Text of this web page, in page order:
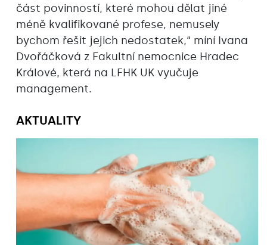
část povinností, které mohou dělat jiné
méně kvalifikované profese, nemusely
bychom řešit jejich nedostatek,“ míní Ivana
Dvořáčková z Fakultní nemocnice Hradec
Králové, která na LFHK UK vyučuje
management.
AKTUALITY